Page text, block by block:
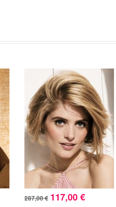
287,00 € 117,00 €